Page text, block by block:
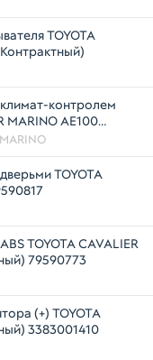
TOYOTA
контролем
MARINO AE100
TOYOTA
TOYOTA CAVALIER
79590773
(+) TOYOTA
3383001410